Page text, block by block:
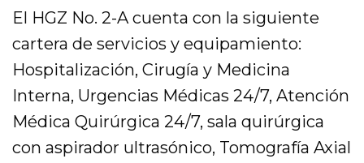
El HGZ No. 2-A cuenta con la siguiente
cartera de servicios y equipamiento:
Hospitalización, Cirugía y Medicina
Interna, Urgencias Médicas 24/7, Atención
Médica Quirúrgica 24/7, sala quirúrgica
con aspirador ultrasónico, Tomografía Axial